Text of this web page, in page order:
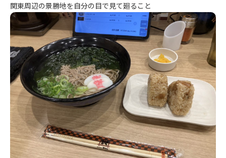
関東周辺の景勝地を自分の目で見て廻ること